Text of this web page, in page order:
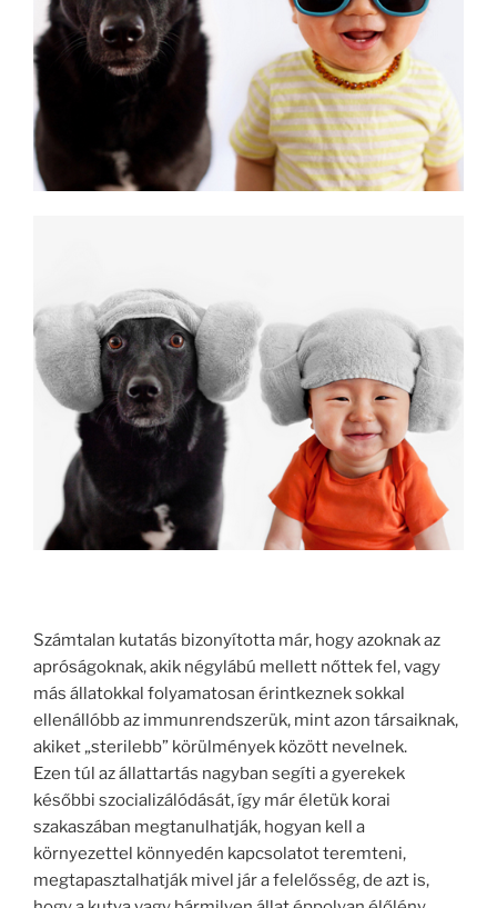
Számtalan kutatás bizonyította már, hogy azoknak az
apróságoknak, akik négylábú mellett nőttek fel, vagy
más állatokkal folyamatosan érintkeznek sokkal
ellenállóbb az immunrendszerük, mint azon társaiknak,
akiket „sterilebb” körülmények között nevelnek.
Ezen túl az állattartás nagyban segíti a gyerekek
későbbi szocializálódását, így már életük korai
szakaszában megtanulhatják, hogyan kell a
környezettel könnyedén kapcsolatot teremteni,
megtapasztalhatják mivel jár a felelősség, de azt is,